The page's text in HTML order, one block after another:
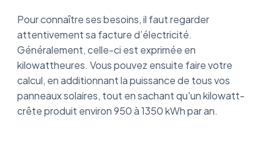
Pour connaître ses besoins, il faut regarder
attentivement sa facture d’électricité.
Généralement, celle-ci est exprimée en
kilowattheures. Vous pouvez ensuite faire votre
calcul, en additionnant la puissance de tous vos
panneaux solaires, tout en sachant qu'un kilowatt-
crête produit environ 950 à 1350 kWh par an.